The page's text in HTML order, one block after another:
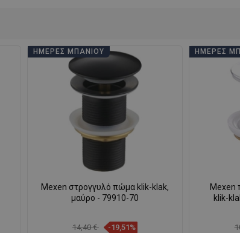
ΗΜΈΡΕΣ ΜΠΆΝΙΟΥ
Mexen στρογγυλό πώμα klik-klak,
μαύρο - 79910-70
14,40 € -19,51%
ΗΜΈΡΕΣ
Mexen
klik-